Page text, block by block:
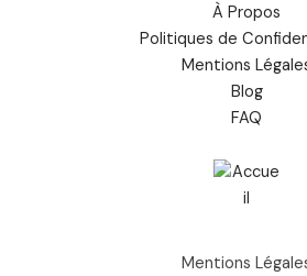
À Propos
Politiques de
Mentions
Blog
FAQ
Mentions